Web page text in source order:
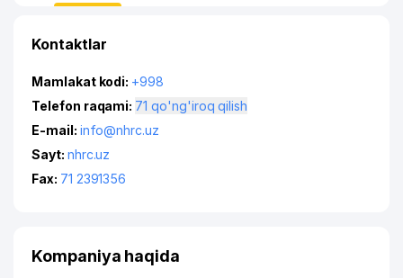
Kontaktlar
Mamlakat kodi: +998
Telefon raqami:
71 qo'ng'iroq qilish
E-mail: info@nhrc.uz
Sayt: nhrc.uz
Fax: 71 2391356
Kompaniya haqida